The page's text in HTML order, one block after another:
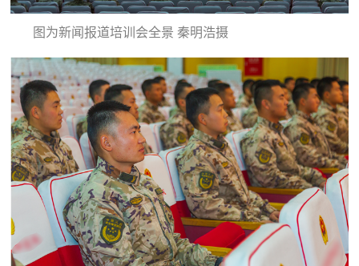
识
国
防
知
识
全
民
国
防
全
民
国
防
子
弟
兵
图为新闻报道培训会全景 秦明浩摄